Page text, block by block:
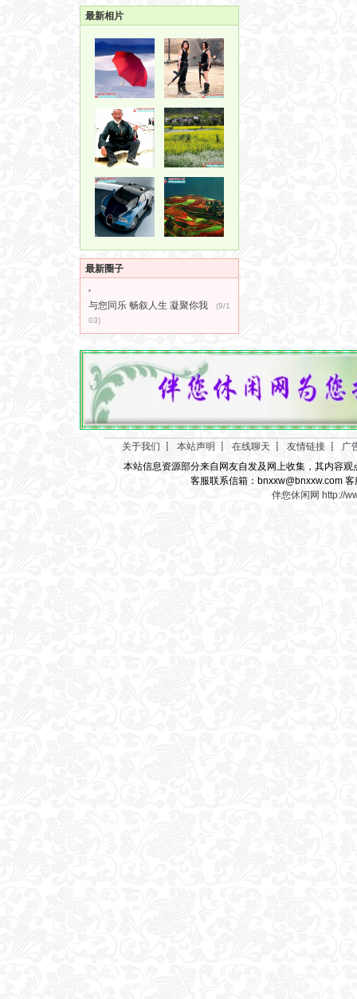
最新相片
最新圈子
与您同乐 畅叙人生 凝聚你我
(9/1
03)
关于我们 ┋ 本站声明 ┋ 在线聊天 ┋ 友情链接 ┋
广
本站信息资源部分来自网友自发及网上收集，其内容
客服联系信箱：bnxxw@bnxxw.com
伴您休闲网 http://